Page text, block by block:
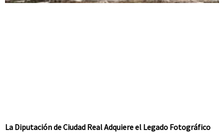
La Diputación de Ciudad Real Adquiere el Legado Fotográfico